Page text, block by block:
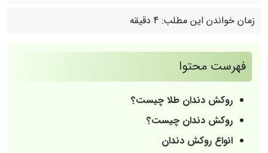
زمان خواندن این مطلب: 4 دقیقه
فهرست محتوا
روکش دندان طلا چیست؟
روکش دندان چیست؟
انواع روکش دندان